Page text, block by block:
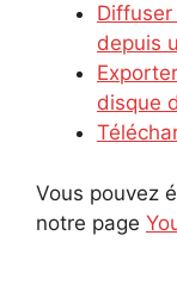
depuis
disque
Vous pouvez
notre page